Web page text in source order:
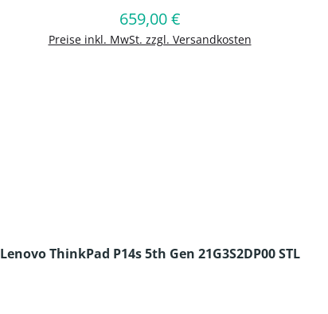
Regulärer Preis:
659,00 €
Preise inkl. MwSt. zzgl. Versandkosten
In den Warenkorb
Lenovo ThinkPad P14s 5th Gen 21G3S2DP00 STL